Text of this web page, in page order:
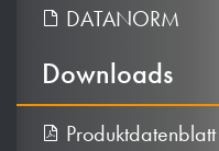
DATANORM
Downloads
Produktdatenblatt